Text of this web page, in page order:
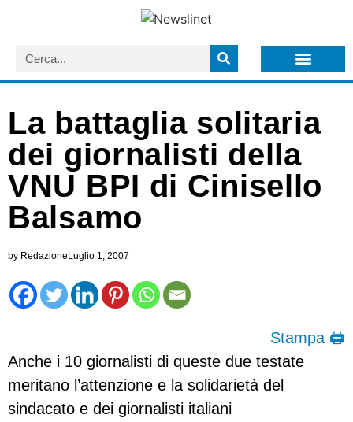
La battaglia solitaria
dei giornalisti della
VNU BPI di Cinisello
Balsamo
by RedazioneLuglio 1, 2007
Stampa 🖨
Anche i 10 giornalisti di queste due testate
meritano l’attenzione e la solidarietà del
sindacato e dei giornalisti italiani